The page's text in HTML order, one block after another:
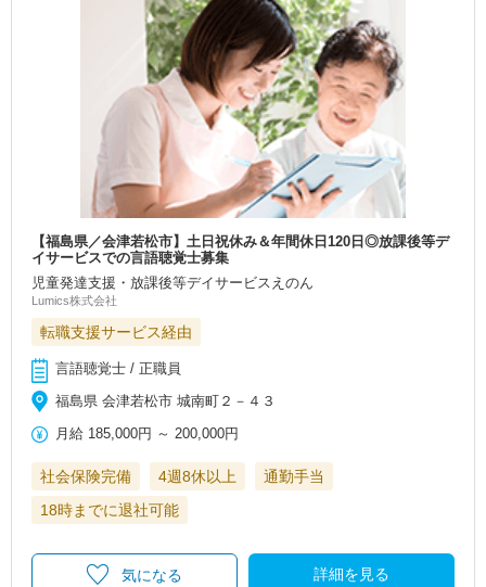
【福島県／会津若松市】土日祝休み＆年間休日120日◎放課後等デ
イサービスでの言語聴覚士募集
児童発達支援・放課後等デイサービスえのん
Lumics株式会社
転職支援サービス経由
言語聴覚士 / 正職員
福島県 会津若松市 城南町２－４３
月給 185,000円 ～ 200,000円
社会保険完備 4週8休以上
通勤手当
18時までに退社可能
詳細を見る
気になる